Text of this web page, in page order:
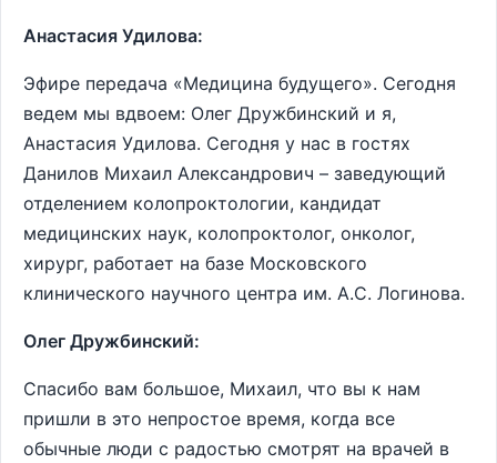
Анастасия Удилова:
Эфире передача «Медицина будущего». Сегодня
ведем мы вдвоем: Олег Дружбинский и я,
Анастасия Удилова. Сегодня у нас в гостях
Данилов Михаил Александрович – заведующий
отделением колопроктологии, кандидат
медицинских наук, колопроктолог, онколог,
хирург, работает на базе Московского
клинического научного центра им. А.С. Логинова.
Олег Дружбинский:
Спасибо вам большое, Михаил, что вы к нам
пришли в это непростое время, когда все
обычные люди с радостью смотрят на врачей в